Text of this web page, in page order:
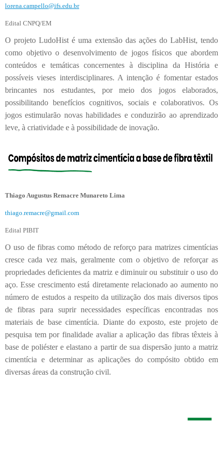
lorena.campello@ifs.edu.br
Edital CNPQ/EM
O projeto LudoHist é uma extensão das ações do LabHist, tendo
como objetivo o desenvolvimento de jogos físicos que abordem
conteúdos e temáticas concernentes à disciplina da História e
possíveis vieses interdisciplinares. A intenção é fomentar estados
brincantes nos estudantes, por meio dos jogos elaborados,
possibilitando benefícios cognitivos, sociais e colaborativos. Os
jogos estimularão novas habilidades e conduzirão ao aprendizado
leve, à criatividade e à possibilidade de inovação.
Thiago Augustus Remacre Munareto Lima
thiago.remacre@gmail.com
Edital PIBIT
O uso de fibras como método de reforço para matrizes cimentícias
cresce cada vez mais, geralmente com o objetivo de reforçar as
propriedades deficientes da matriz e diminuir ou substituir o uso do
aço. Esse crescimento está diretamente relacionado ao aumento no
número de estudos a respeito da utilização dos mais diversos tipos
de fibras para suprir necessidades específicas encontradas nos
materiais de base cimentícia. Diante do exposto, este projeto de
pesquisa tem por finalidade avaliar a aplicação das fibras têxteis à
base de poliéster e elastano a partir de sua dispersão junto a matriz
cimentícia e determinar as aplicações do compósito obtido em
diversas áreas da construção civil.